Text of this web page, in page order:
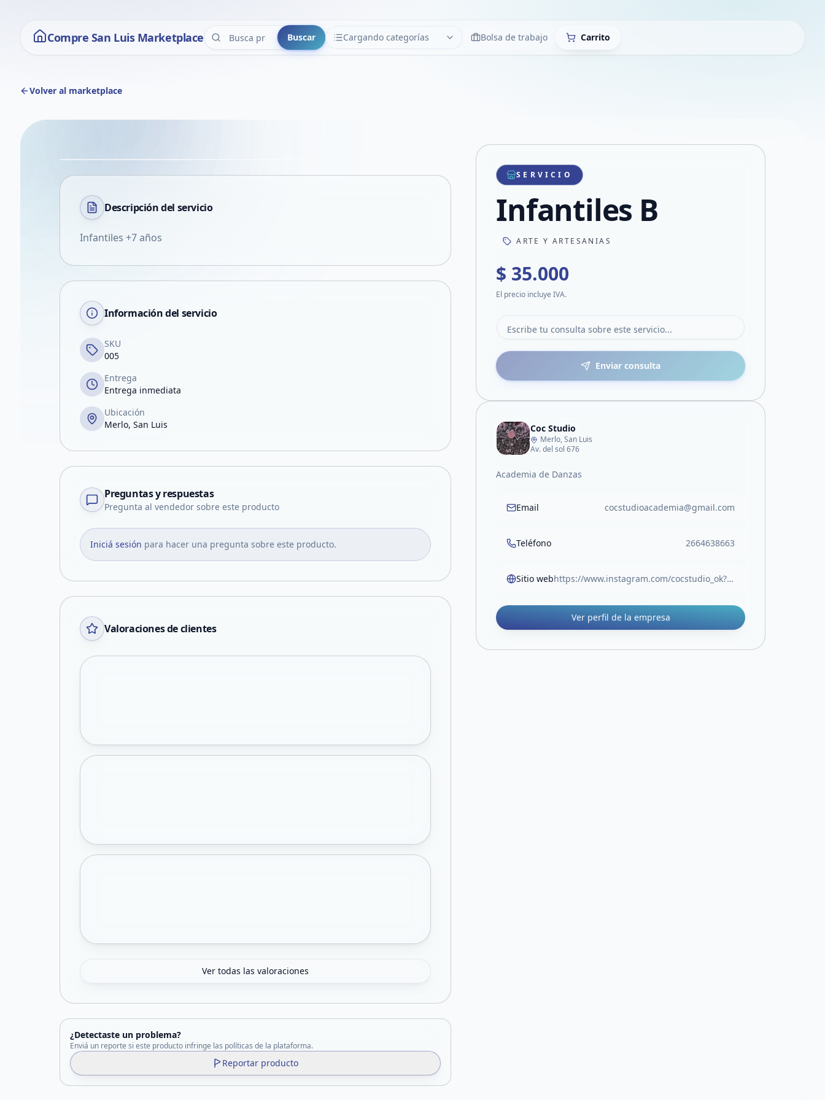
Compre San Luis Marketplace Buscar Cargando categorías
CATEGORÍAS LimpiarBolsa de trabajo Carrito
Volver al marketplace
VER EN PANTALLA COMPLETA
Compartir producto
Compartir por WhatsApp
Compartir por mail
Compartir en Facebook
Compartir en X
Descripción del servicio
Infantiles +7 años
Información del servicio
SKU
005
Entrega
Entrega inmediata
Ubicación
Merlo, San Luis
Preguntas y respuestas
Pregunta al vendedor sobre este producto
Iniciá sesión para hacer una pregunta sobre este producto.
Valoraciones de clientes
Ver todas las valoraciones
¿Detectaste un problema?
Enviá un reporte si este producto infringe las políticas de la plataforma.
Reportar producto
SERVICIO
Infantiles B
ARTE Y ARTESANIAS
$ 35.000
El precio incluye IVA.
Enviar consulta
Coc Studio
Merlo, San Luis
Av. del sol 676
Academia de Danzas
Email cocstudioacademia@gmail.com
Teléfono 2664638663
Sitio web https://www.instagram.com/cocstudio_ok?igsh=aThkODE0bXJwbGxt&utm_source=qr
Ver perfil de la empresa